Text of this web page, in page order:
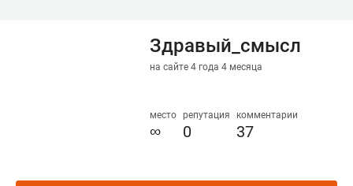
Здравый_смысл
на сайте 4 года 4 месяца
место
∞
репутация
0
комментарии
37